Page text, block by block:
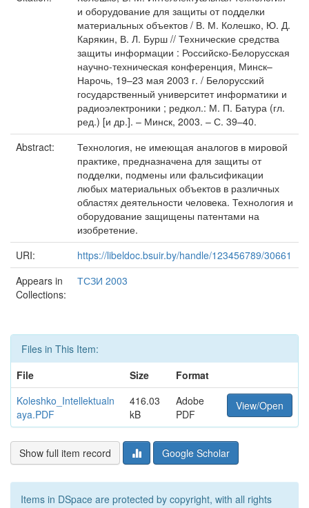
и оборудование для защиты от подделки
материальных объектов / В. М. Колешко, Ю. Д.
Карякин, В. Л. Бурш // Технические средства
защиты информации : Российско-Белорусская
научно-техническая конференция, Минск–
Нарочь, 19–23 мая 2003 г. / Белорусский
государственный университет информатики и
радиоэлектроники ; редкол.: М. П. Батура (гл.
ред.) [и др.]. – Минск, 2003. – С. 39–40.
Abstract:
Технология, не имеющая аналогов в мировой
практике, предназначена для защиты от
подделки, подмены или фальсификации
любых материальных объектов в различных
областях деятельности человека. Технология и
оборудование защищены патентами на
изобретение.
URI:
https://libeldoc.bsuir.by/handle/123456789/30661
Appears in
Collections:
ТСЗИ 2003
Files in This Item:
File
Size
Format
Koleshko_Intellektualn
aya.PDF
416.03
kB
Adobe
PDF
View/Open
Show full item record Google Scholar
Items in DSpace are protected by copyright, with all rights